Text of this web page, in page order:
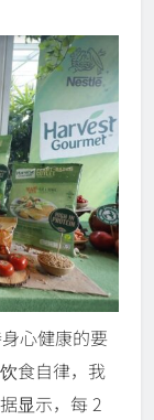
心健康的要
食自律，我
显示，每 2